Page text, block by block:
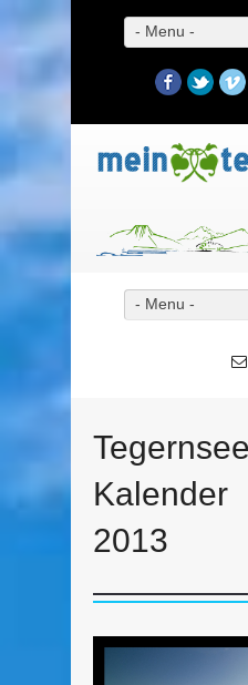
- Menu -
Facebook
- Menu -
Tegernsee
Kalender
2013